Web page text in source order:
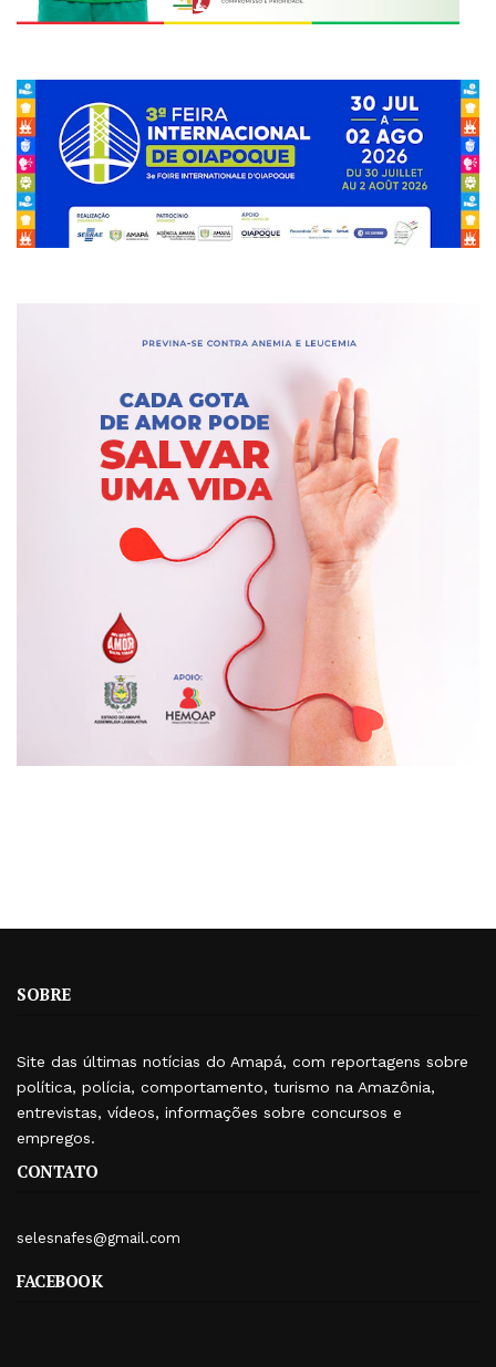
SOBRE
Site das últimas notícias do Amapá, com reportagens sobre
política, polícia, comportamento, turismo na Amazônia,
entrevistas, vídeos, informações sobre concursos e
empregos.
CONTATO
selesnafes@gmail.com
FACEBOOK